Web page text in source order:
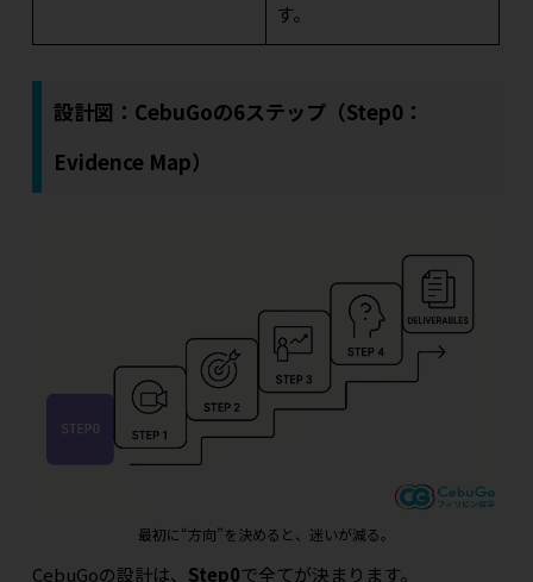
す。
設計図：CebuGoの6ステップ（Step0：
Evidence Map）
最初に“方向”を決めると、迷いが減る。
CebuGoの設計は、 Step0で全てが決まります。